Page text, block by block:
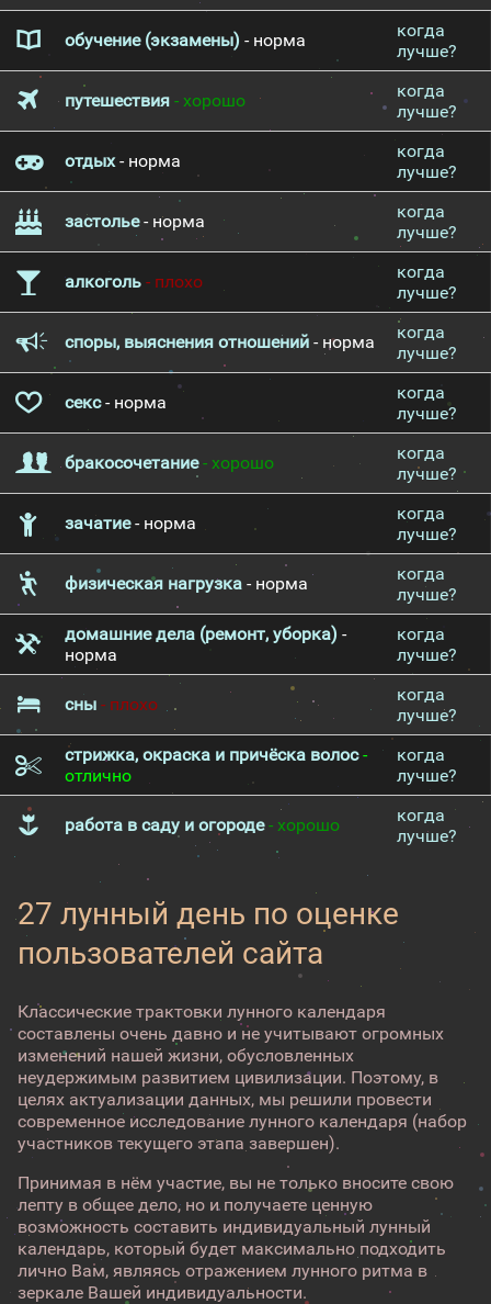
обучение (экзамены) - норма
когда
лучше?
путешествия - хорошо
когда
лучше?
отдых- норма
когда
лучше?
застолье- норма
когда
лучше?
алкоголь - плохо
когда
лучше?
споры, выяснения отношений - норма
когда
лучше?
секс- норма
когда
лучше?
бракосочетание- хорошо
когда
лучше?
зачатие- норма
когда
лучше?
физическая нагрузка - норма
когда
лучше?
домашние дела (ремонт, уборка) -
норма
когда
лучше?
сны - плохо
когда
лучше?
стрижка, окраска и причёска волос-
отлично
когда
лучше?
работа в саду и огороде- хорошо
когда
лучше?
27 лунный день по оценке
пользователей сайта
Классические трактовки лунного календаря
составлены очень давно и не учитывают огромных
изменений нашей жизни, обусловленных
неудержимым развитием цивилизации. Поэтому, в
целях актуализации данных, мы решили провести
современное исследование лунного календаря (набор
участников текущего этапа завершен).
Принимая в нём участие, вы не только вносите свою
лепту в общее дело, но и получаете ценную
возможность составить индивидуальный лунный
календарь, который будет максимально подходить
лично Вам, являясь отражением лунного ритма в
зеркале Вашей индивидуальности.